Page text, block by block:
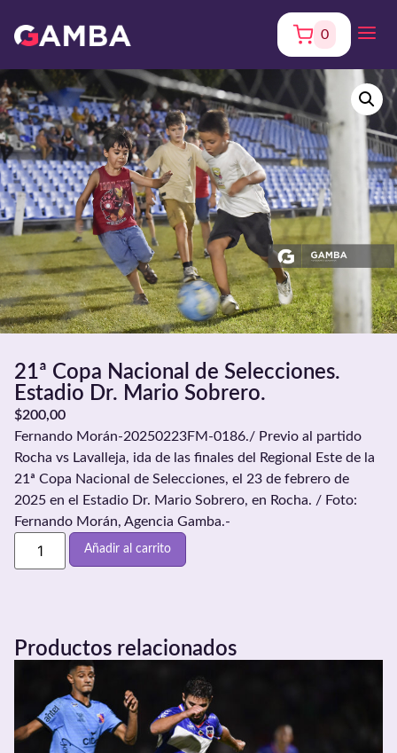
0
21ª Copa Nacional de Selecciones.
Estadio Dr. Mario Sobrero.
$200,00
Fernando Morán-20250223FM-0186./ Previo al partido
Rocha vs Lavalleja, ida de las finales del Regional Este de la
21ª Copa Nacional de Selecciones, el 23 de febrero de
2025 en el Estadio Dr. Mario Sobrero, en Rocha. / Foto:
Fernando Morán, Agencia Gamba.-
Añadir al carrito
Productos relacionados